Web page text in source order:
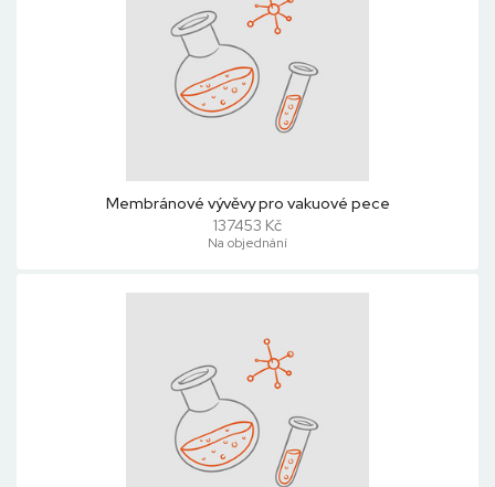
Membránové vývěvy pro vakuové pece
137453 Kč
Na objednání